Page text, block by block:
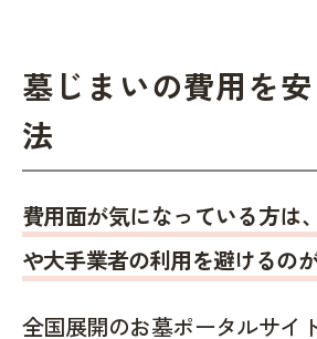
墓じまいの費用を
法
費用面が気になっている方は
や大手業者の利用を避けるの
全国展開のお墓ポータルサイ